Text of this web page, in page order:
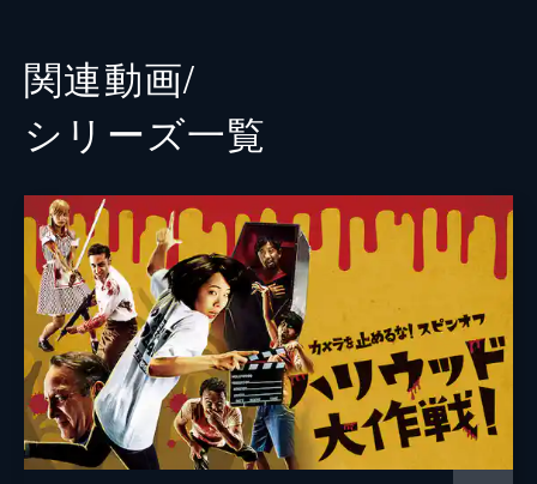
笹原芳子
栗原綾奈 合田純奈
松浦早希 浅森咲希奈
松本逢花 秋山ゆずき
谷口智和 山口友和
藤丸拓哉 藤村拓矢
黒岡大吾 イワゴウサトシ
関連動画/
シリーズ⼀覧